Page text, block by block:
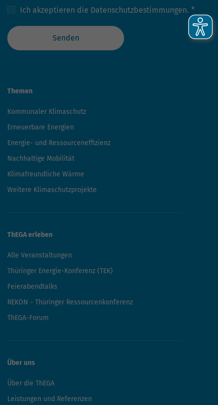
Ich akzeptieren die Datenschutzbestimmungen. *
Senden
Themen
Kommunaler Klimaschutz
Erneuerbare Energien
Energie- und Ressourceneffizienz
Nachhaltige Mobilität
Klimafreundliche Wärme
Weitere Klimaschutzprojekte
ThEGA erleben
Alle Veranstaltungen
Thüringer Energie-Konferenz (TEK)
Feierabendtalks
REKON - Thüringer Ressourcenkonferenz
ThEGA-Forum
Über uns
Über die ThEGA
Leistungen und Referenzen